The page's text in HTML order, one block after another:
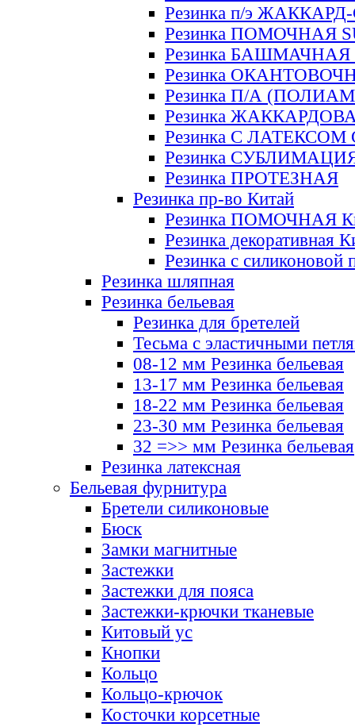
Резинка п/э
Резинка ПОМОЧНАЯ
Резинка БАШМАЧНАЯ
Резинка
Резинка П/А
Резинка
Резинка С ЛАТЕКСОМ
Резинка
Резинка ПРОТЕЗНАЯ
Резинка пр-во Китай
Резинка ПОМОЧНАЯ
Резинка декоративная
Резинка с силиконовой
Резинка шляпная
Резинка бельевая
Резинка для бретелей
Тесьма с эластичными
08-12 мм Резинка бельевая
13-17 мм Резинка бельевая
18-22 мм Резинка бельевая
23-30 мм Резинка бельевая
32 =>> мм Резинка бельевая
Резинка латексная
Бельевая фурнитура
Бретели силиконовые
Бюск
Замки магнитные
Застежки
Застежки для пояса
Застежки-крючки тканевые
Китовый ус
Кнопки
Кольцо
Кольцо-крючок
Косточки корсетные